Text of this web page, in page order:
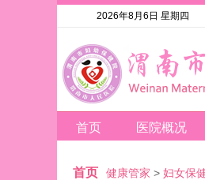
2026年8月6日 星期四
首页 医院概况
首页 健康管家 > 妇女保